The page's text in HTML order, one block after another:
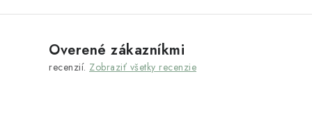
Overené zákazníkmi
recenzií. Zobraziť všetky recenzie